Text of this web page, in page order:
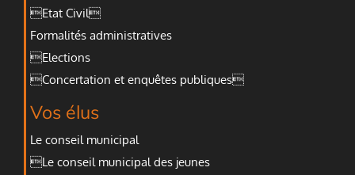
Etat Civil
Formalités administratives
Elections
Concertation et enquêtes publiques
Vos élus
Le conseil municipal
Le conseil municipal des jeunes